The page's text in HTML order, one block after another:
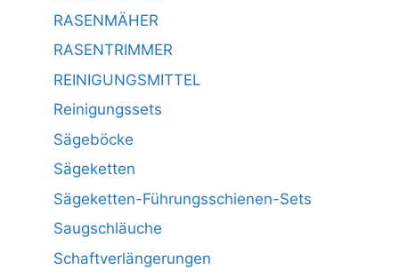
RASENMÄHER
RASENTRIMMER
REINIGUNGSMITTEL
Reinigungssets
Sägeböcke
Sägeketten
Sägeketten-Führungsschienen-Sets
Saugschläuche
Schaftverlängerungen